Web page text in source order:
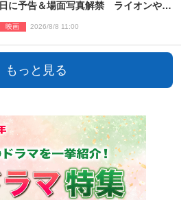
日に予告＆場面写真解禁 ライオンやマ
映画 2026/8/8 11:00
もっと見る